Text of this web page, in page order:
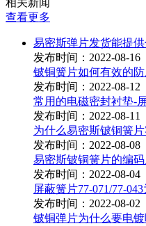
相关新闻
查看更多
易密斯弹片发货能提
发布时间：2022-08-16
铍铜簧片如何有效的
发布时间：2022-08-12
常用的电磁密封衬垫-
发布时间：2022-08-11
为什么易密斯铍铜簧
发布时间：2022-08-08
易密斯铍铜簧片的编码
发布时间：2022-08-04
屏蔽簧片77-071/77-
发布时间：2022-08-02
铍铜弹片为什么要电镀